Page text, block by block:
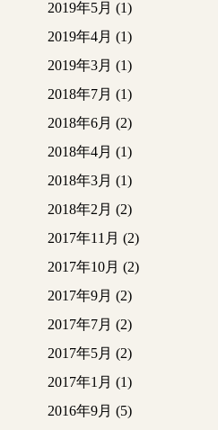
2019年5月 (1)
2019年4月 (1)
2019年3月 (1)
2018年7月 (1)
2018年6月 (2)
2018年4月 (1)
2018年3月 (1)
2018年2月 (2)
2017年11月 (2)
2017年10月 (2)
2017年9月 (2)
2017年7月 (2)
2017年5月 (2)
2017年1月 (1)
2016年9月 (5)